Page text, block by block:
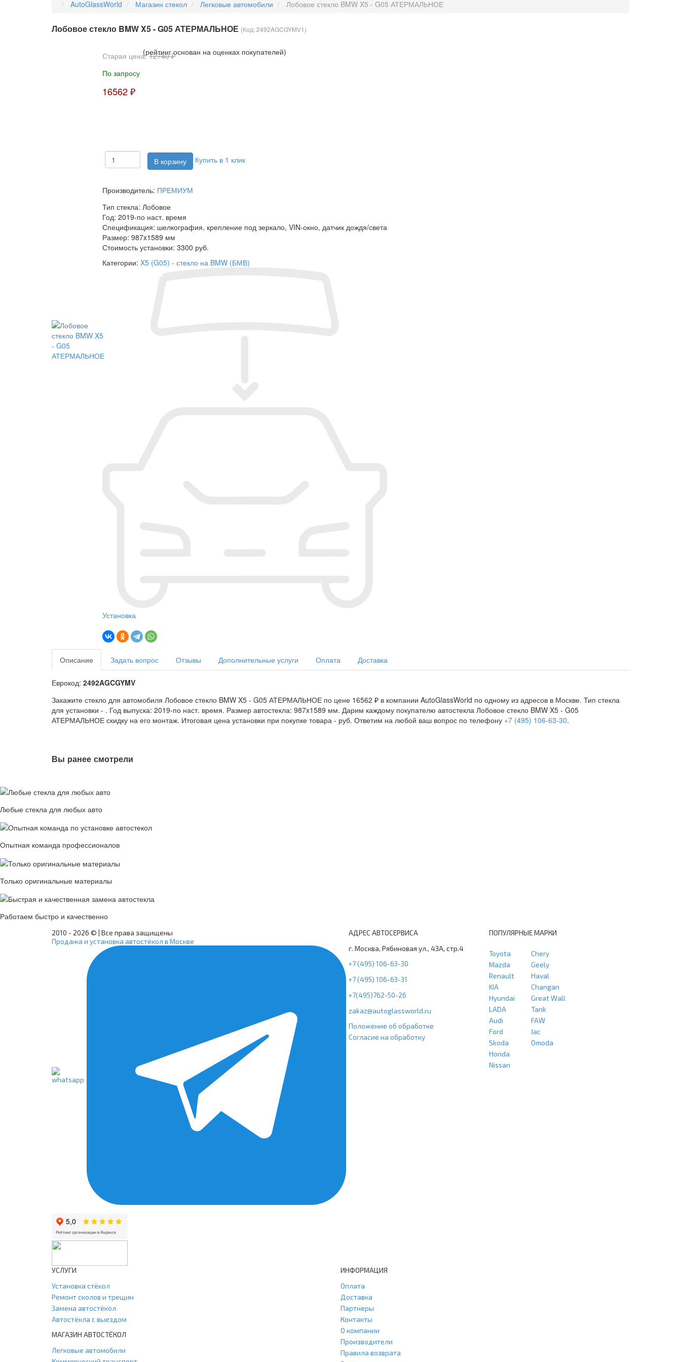
AutoGlassWorld Магазин стекол Легковые автомобили Лобовое стекло BMW X5 - G05 АТЕРМАЛЬНОЕ
Лобовое стекло BMW X5 - G05 АТЕРМАЛЬНОЕ (Код:2492AGCGYMV1)
(рейтинг основан на оценках покупателей)
Старая цена:12740 ₽
По запросу
16562 ₽
Купить в 1 клик
Производитель: ПРЕМИУМ
Тип стекла: Лобовое
Год: 2019-по наст. время
Спецификация: шелкография, крепление под зеркало, VIN-окно, датчик дождя/света
Размер: 987x1589 мм
Стоимость установки: 3300 руб.
Категории: X5 (G05) - стекло на BMW (БМВ)
Установка
Описание Задать вопрос Отзывы Дополнительные услуги Оплата Доставка
Еврокод: 2492AGCGYMV
Закажите стекло для автомобиля Лобовое стекло BMW X5 - G05 АТЕРМАЛЬНОЕ по цене 16562 ₽ в компании AutoGlassWorld по одному из адресов в Москве. Тип стекла
для установки - . Год выпуска: 2019-по наст. время. Размер автостекла: 987x1589 мм. Дарим каждому покупателю автостекла Лобовое стекло BMW X5 - G05
АТЕРМАЛЬНОЕ скидку на его монтаж. Итоговая цена установки при покупке товара - руб. Ответим на любой ваш вопрос по телефону +7 (495) 106-63-30.
Вы ранее смотрели
Любые стекла для любых авто
Опытная команда профессионалов
Только оригинальные материалы
Работаем быстро и качественно
2010 - 2026 © | Все права защищены
Продажа и установка автостёкол в Москве
АДРЕС АВТОСЕРВИСА
г. Москва, Рябиновая ул., 43А, стр.4
+7 (495) 106-63-30
+7 (495) 106-63-31
+7(495)762-50-26
zakaz@autoglassworld.ru
Положение об обработке
Согласие на обработку
ПОПУЛЯРНЫЕ МАРКИ
Toyota
Mazda
Renault
KIA
Hyundai
LADA
Audi
Ford
Skoda
Honda
Nissan
Chery
Geely
Haval
Changan
Great Wall
Tank
FAW
Jac
Omoda
УСЛУГИ
Установка стёкол
Ремонт сколов и трещин
Замена автостёкол
Автостёкла с выездом
МАГАЗИН АВТОСТЁКОЛ
Легковые автомобили
ИНФОРМАЦИЯ
Оплата
Доставка
Партнеры
Контакты
О компании
Производители
Правила возврата